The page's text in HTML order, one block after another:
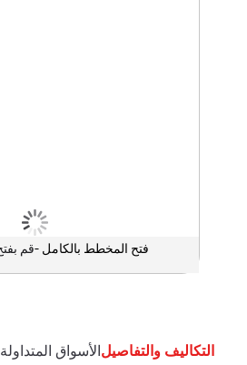
فتح المخطط بالكامل -
التكاليف والتفاصيلالأسواق المتداولة